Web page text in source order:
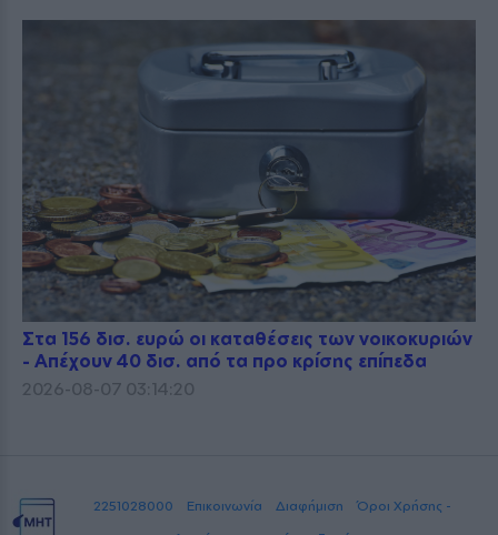
Στα 156 δισ. ευρώ οι καταθέσεις των νοικοκυριών
- Απέχουν 40 δισ. από τα προ κρίσης επίπεδα
2026-08-07 03:14:20
2251028000 Επικοινωνία Διαφήμιση
Όροι Χρήσης -